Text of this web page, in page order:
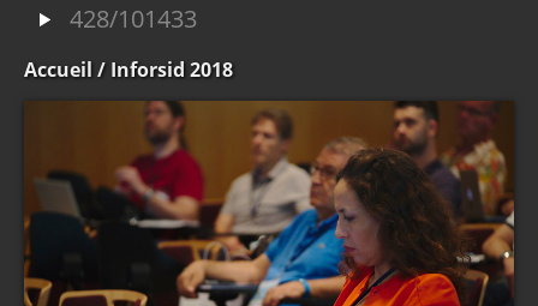
428/101433
Accueil / Inforsid 2018